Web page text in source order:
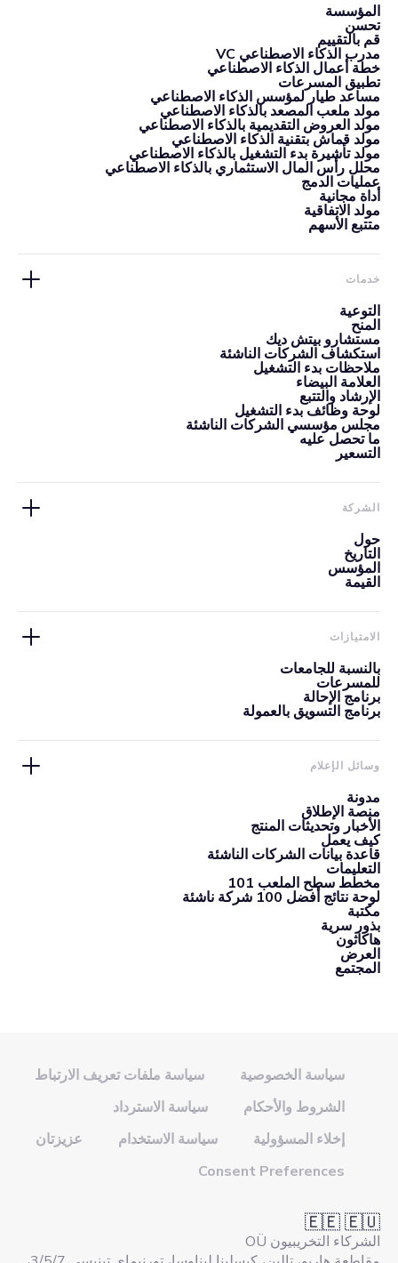
المؤسسة
تحسن
قم بالتقييم
مدرب الذكاء الاصطناعي VC
خطة أعمال الذكاء الاصطناعي
تطبيق المسرعات
مساعد طيار لمؤسس الذكاء الاصطناعي
مولد ملعب المصعد بالذكاء الاصطناعي
مولد العروض التقديمية بالذكاء الاصطناعي
مولد قماش بتقنية الذكاء الاصطناعي
مولد تأشيرة بدء التشغيل بالذكاء الاصطناعي
محلل رأس المال الاستثماري بالذكاء الاصطناعي
عمليات الدمج
أداة مجانية
مولد الاتفاقية
متتبع الأسهم
خدمات
التوعية
المنح
مستشارو بيتش ديك
استكشاف الشركات الناشئة
ملاحظات بدء التشغيل
العلامة البيضاء
الإرشاد والتتبع
لوحة وظائف بدء التشغيل
مجلس مؤسسي الشركات الناشئة
ما تحصل عليه
التسعير
الشركة
حول
التاريخ
المؤسس
القيمة
الامتيازات
بالنسبة للجامعات
للمسرعات
برنامج الإحالة
برنامج التسويق بالعمولة
وسائل الإعلام
مدونة
منصة الإطلاق
الأخبار وتحديثات المنتج
كيف يعمل
قاعدة بيانات الشركات الناشئة
التعليمات
مخطط سطح الملعب 101
لوحة نتائج أفضل 100 شركة ناشئة
مكتبة
بذور سرية
هاكاثون
العرض
المجتمع
سياسة الخصوصية
سياسة ملفات تعريف الارتباط
الشروط والأحكام
سياسة الاسترداد
إخلاء المسؤولية
سياسة الاستخدام
عزيزتان
Consent Preferences
🇪🇪 🇪🇺
الشركاء التخريبيون OÜ